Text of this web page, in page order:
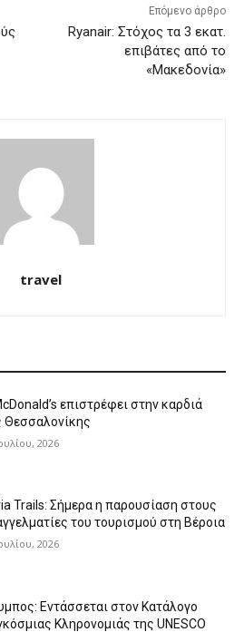
Επόμενο άρθρο
Ryanair: Στόχος τα 3 εκατ.
επιβάτες από το
«Μακεδονία»
travel
επιστρέφει στην καρδιά
Θεσσαλονίκης
2026
Trails: Σήμερα η παρουσίαση στους
του τουρισμού στη Βέροια
2026
Εντάσσεται στον Κατάλογο
Κληρονομιάς της UNESCO